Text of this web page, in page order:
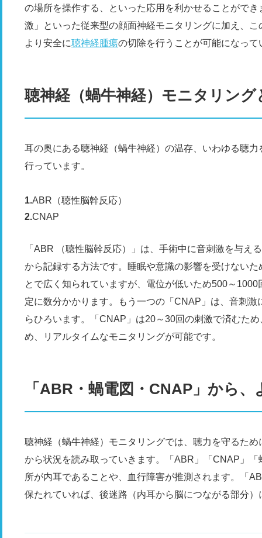
の場所を操作する、といった応用を利かせることがで
激」といった従来型の顔面神経モニタリングに加え、
より安全に聴神経腫瘍の切除を行うことが可能になって
聴神経（蝸牛神経）モニタリング
耳の奥にある聴神経（蝸牛神経）の温存、いわゆる聴
行っています。
ABR（聴性脳幹反応）
CNAP
「ABR （聴性脳幹反応）」は、手術中に音刺激を与え
から記録する方法です。睡眠や意識の影響を受けない
とで広く知られていますが、電位が低いため500～
定に数分かかります。もう一つの「CNAP」は、音刺
らひろいます。「CNAP」は20～30回の刺激で済むた
め、リアルタイムなモニタリングが可能です。
「ABR・蝸電図・CNAP」から
聴神経（蝸牛神経）モニタリングでは、聴力を守るた
から状況を読み取っていきます。「ABR」「CNAP」
所が内耳であることや、血行障害が推測されます。「
保たれていれば、後迷路（内耳から脳につながる部分